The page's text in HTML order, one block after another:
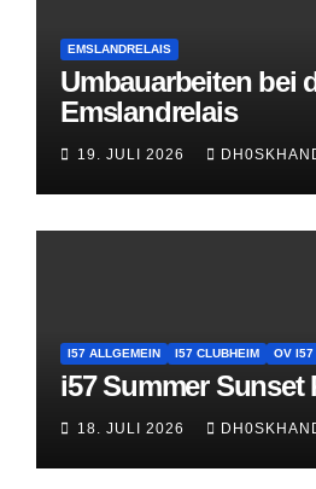
EMSLANDRELAIS
Umbauarbeiten bei
Emslandrelais
19. JULI 2026
I57 ALLGEMEIN I57 CLUBHEIM OV I57
i57 Summer Sunset
18. JULI 2026